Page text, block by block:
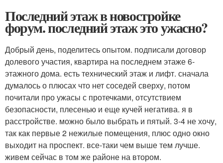
Последний этаж в новостройке
форум. последний этаж это ужасно?
Добрый день, поделитесь опытом. подписали договор
долевого участия, квартира на последнем этаже 6-
этажного дома. есть технический этаж и лифт. сначала
думалось о плюсах что нет соседей сверху, потом
почитали про ужасы с протечками, отсутствием
безопасности, плесенью и еще кучей негатива. я в
расстройстве. можно было выбрать и пятый. 3-4 не хочу,
так как первые 2 нежилые помещения, плюс одно окно
выходит на проспект. все-таки чем выше тем лучше.
живем сейчас в том же районе на втором.